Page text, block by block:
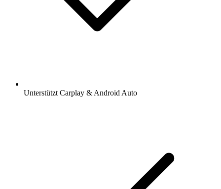
Unterstützt Carplay & Android Auto